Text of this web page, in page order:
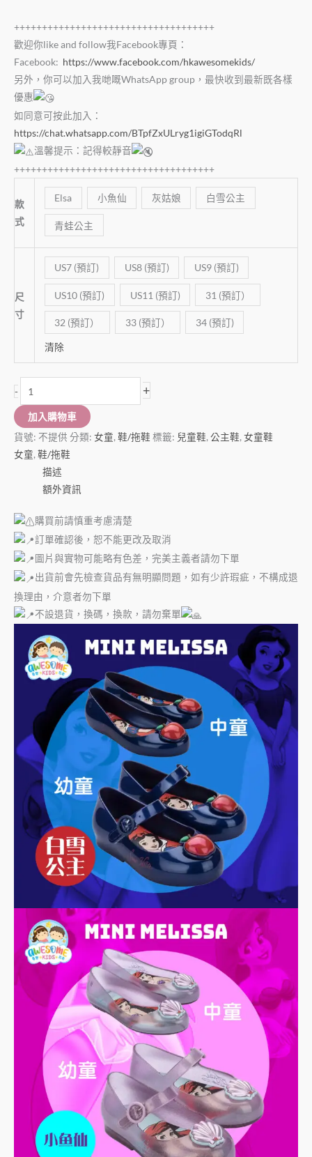
++++++++++++++++++++++++++++++++++++
歡迎你like and follow我Facebook專頁：
Facebook: https://www.facebook.com/hkawesomekids/
另外，你可以加入我哋嘅WhatsApp group，最快收到最新既各樣
優惠
如同意可按此加入：
https://chat.whatsapp.com/BTpfZxULryg1igiGTodqRl
溫馨提示：記得較靜音
++++++++++++++++++++++++++++++++++++
款
式
Elsa 小魚仙 灰姑娘 白雪公主
青蛙公主
尺
寸
US7 (預訂) US8 (預訂) US9 (預訂)
US10 (預訂) US11 (預訂) 31 (預訂）
32 (預訂） 33 (預訂） 34 (預訂)
清除
- +
加入購物車
貨號: 不提供 分類: 女童, 鞋/拖鞋 標籤: 兒童鞋, 公主鞋, 女童鞋
女童, 鞋/拖鞋
描述
額外資訊
購買前請慎重考慮清楚
訂單確認後，恕不能更改及取消
圖片與實物可能略有色差，完美主義者請勿下單
出貨前會先檢查貨品有無明顯問題，如有少許瑕疵，不構成退
換理由，介意者勿下單
不設退貨，換碼，換款，請勿棄單